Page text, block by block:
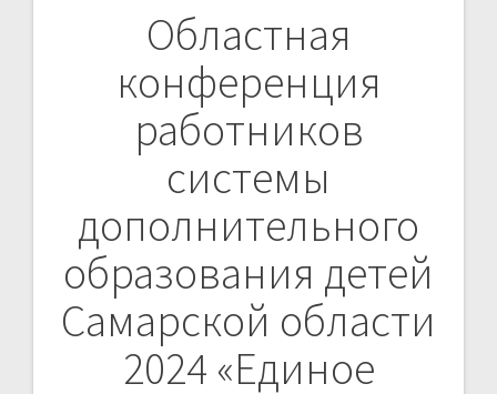
Областная
конференция
работников
системы
дополнительного
образования детей
Самарской области
2024 «Единое
Навигация
записям